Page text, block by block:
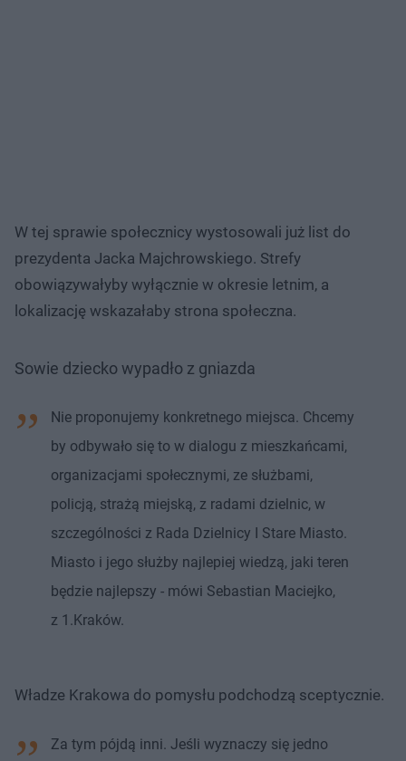
W tej sprawie społecznicy wystosowali już list do
prezydenta Jacka Majchrowskiego. Strefy
obowiązywałyby wyłącznie w okresie letnim, a
lokalizację wskazałaby strona społeczna.
Sowie dziecko wypadło z gniazda
Nie proponujemy konkretnego miejsca. Chcemy
by odbywało się to w dialogu z mieszkańcami,
organizacjami społecznymi, ze służbami,
policją, strażą miejską, z radami dzielnic, w
szczególności z Rada Dzielnicy I Stare Miasto.
Miasto i jego służby najlepiej wiedzą, jaki teren
będzie najlepszy - mówi Sebastian Maciejko,
z 1.Kraków.
Władze Krakowa do pomysłu podchodzą sceptycznie.
Za tym pójdą inni. Jeśli wyznaczy się jedno